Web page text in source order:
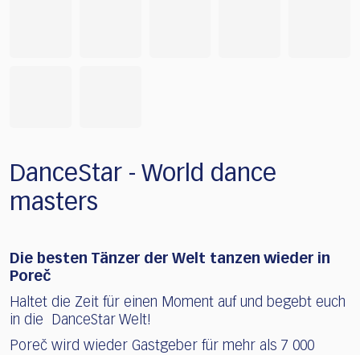
DanceStar - World dance
masters
Die besten Tänzer der Welt tanzen wieder in
Poreč
Haltet die Zeit für einen Moment auf und begebt euch
in die DanceStar Welt!
Poreč wird wieder Gastgeber für mehr als 7 000